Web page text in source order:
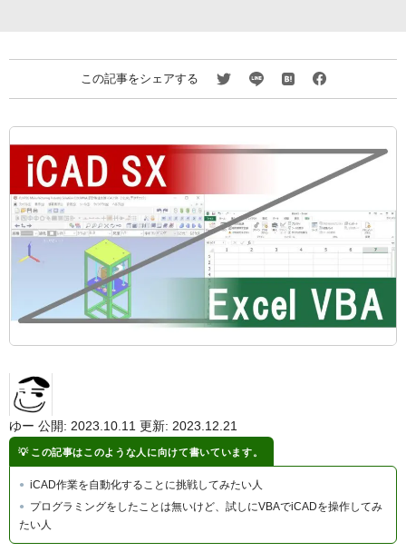
この記事をシェアする
ゆー 公開: 2023.10.11 更新: 2023.12.21
この記事はこのような人に向けて書いています。
iCAD作業を自動化することに挑戦してみたい人
プログラミングをしたことは無いけど、試しにVBAでiCADを操作してみ
たい人